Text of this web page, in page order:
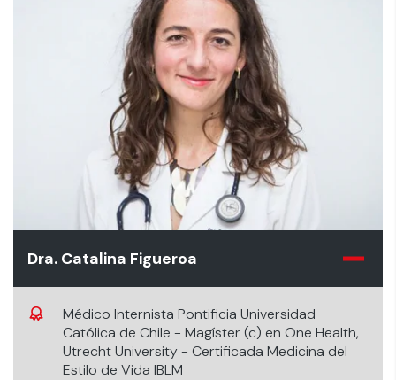
Dra. Catalina Figueroa
Médico Internista Pontificia Universidad
Católica de Chile - Magíster (c) en One Health,
Utrecht University - Certificada Medicina del
Estilo de Vida IBLM